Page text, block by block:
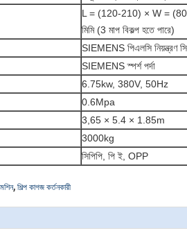
L = (120-210) × W =
মিমি (3 মাপ বিকল্প হতে পারে)
SIEMENS পিএলসি নিয়ন্ত্রণ
SIEMENS স্পর্শ পর্দা
6.75kw, 380V, 50Hz
0.6Mpa
3,65 × 5.4 × 1.85m
3000kg
সিপিপি, পি ই, OPP
, শিল্প কাগজ কর্তনকারী